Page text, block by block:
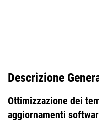
Descrizione
Ottimizzazione dei
aggiornamenti